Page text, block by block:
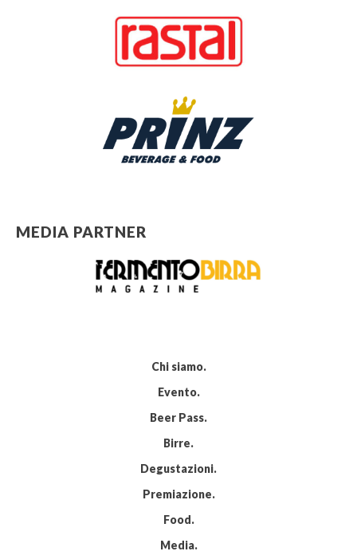
MEDIA PARTNER
Chi siamo
Evento
Beer Pass
Birre
Degustazioni
Premiazione
Food
Media